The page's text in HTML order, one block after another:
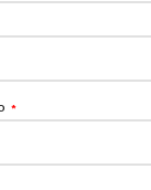
*